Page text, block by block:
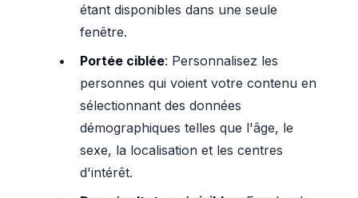
étant disponibles dans une seule
fenêtre.
Portée ciblée: Personnalisez les
personnes qui voient votre contenu en
sélectionnant des données
démographiques telles que l'âge, le
sexe, la localisation et les centres
d'intérêt.